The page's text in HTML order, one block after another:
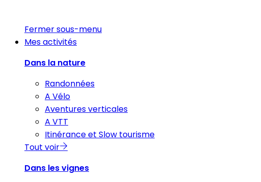
Fermer sous-menu
Mes activités
Dans la nature
Randonnées
A Vélo
Aventures verticales
A VTT
Itinérance et Slow tourisme
Tout voir
Dans les vignes